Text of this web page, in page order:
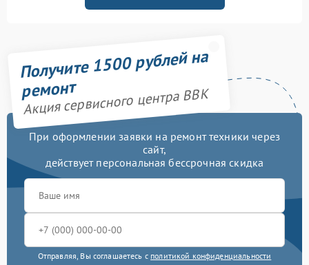
Получите 1500 рублей на
ремонт
Акция сервисного центра BBK
При оформлении заявки на ремонт техники через
сайт,
действует персональная бессрочная скидка
Отправляя, Вы соглашаетесь с политикой конфиденциальности